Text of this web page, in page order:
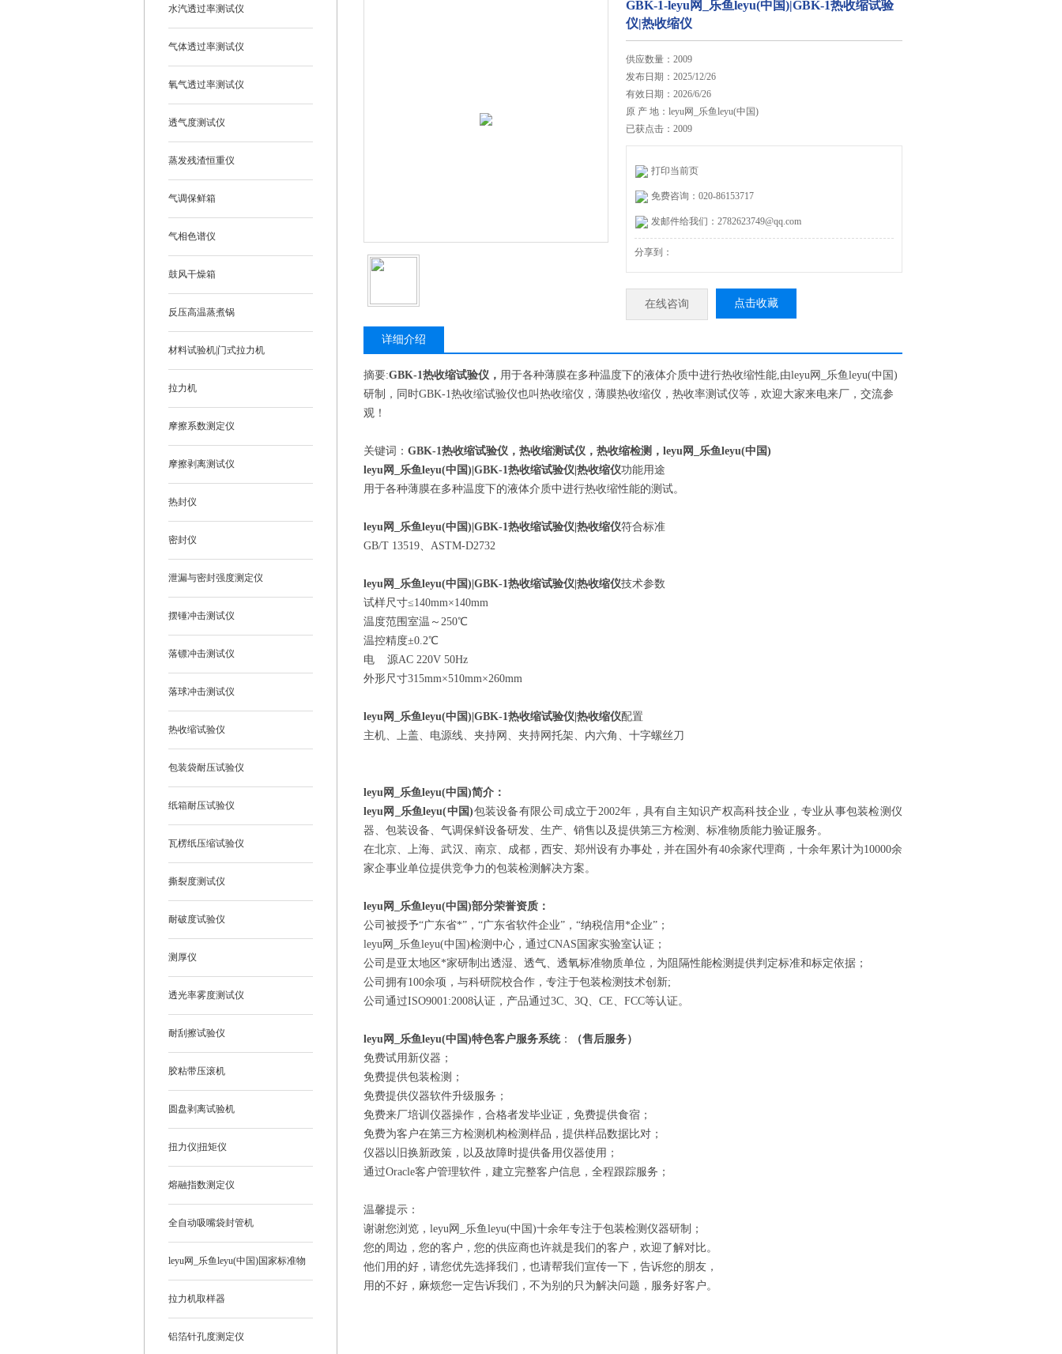
水汽透过率测试仪
气体透过率测试仪
氧气透过率测试仪
透气度测试仪
蒸发残渣恒重仪
气调保鲜箱
气相色谱仪
鼓风干燥箱
反压高温蒸煮锅
材料试验机|门式拉力机
拉力机
摩擦系数测定仪
摩擦剥离测试仪
热封仪
密封仪
泄漏与密封强度测定仪
摆锤冲击测试仪
落镖冲击测试仪
落球冲击测试仪
热收缩试验仪
包装袋耐压试验仪
纸箱耐压试验仪
瓦楞纸压缩试验仪
撕裂度测试仪
耐破度试验仪
测厚仪
透光率雾度测试仪
耐刮擦试验仪
胶粘带压滚机
圆盘剥离试验机
扭力仪|扭矩仪
熔融指数测定仪
全自动吸嘴袋封管机
leyu网_乐鱼leyu(中国)国家标准物
质
拉力机取样器
铝箔针孔度测定仪
GBK-1-leyu网_乐鱼leyu(中国)|GBK-1热收缩试验
仪|热收缩仪
供应数量：2009
发布日期：2025/12/26
有效日期：2026/6/26
原 产 地：leyu网_乐鱼leyu(中国)
已获点击：2009
打印当前页
免费咨询：020-86153717
发邮件给我们：2782623749@qq.com
分享到：
在线咨询 点击收藏
详细介绍
摘要:GBK-1热收缩试验仪， 用于各种薄膜在多种温度下的液体介质中进行热收缩性能,由leyu网_乐鱼leyu(中国)
研制，同时GBK-1热收缩试验仪也叫热收缩仪，薄膜热收缩仪，热收率测试仪等，欢迎大家来电来厂，交流参
观！
关键词： GBK-1热收缩试验仪，热收缩测试仪，热收缩检测，leyu网_乐鱼leyu(中国)
leyu网_乐鱼leyu(中国)|GBK-1热收缩试验仪|热收缩仪功能用途
用于各种薄膜在多种温度下的液体介质中进行热收缩性能的测试。
leyu网_乐鱼leyu(中国)|GBK-1热收缩试验仪|热收缩仪符合标准
GB/T 13519、ASTM-D2732
leyu网_乐鱼leyu(中国)|GBK-1热收缩试验仪|热收缩仪技术参数
试样尺寸≤140mm×140mm
温度范围室温～250℃
温控精度±0.2℃
电 源AC 220V 50Hz
外形尺寸315mm×510mm×260mm
leyu网_乐鱼leyu(中国)|GBK-1热收缩试验仪|热收缩仪配置
主机、上盖、电源线、夹持网、夹持网托架、内六角、十字螺丝刀
leyu网_乐鱼leyu(中国)简介：
leyu网_乐鱼leyu(中国)包装设备有限公司成立于2002年，具有自主知识产权高科技企业，专业从事包装检测仪
器、包装设备、气调保鲜设备研发、生产、销售以及提供第三方检测、标准物质能力验证服务。
在北京、上海、武汉、南京、成都，西安、郑州设有办事处，并在国外有40余家代理商，十余年累计为10000余
家企事业单位提供竞争力的包装检测解决方案。
leyu网_乐鱼leyu(中国)部分荣誉资质：
公司被授予“广东省*”，“广东省软件企业”，“纳税信用*企业”；
leyu网_乐鱼leyu(中国)检测中心，通过CNAS国家实验室认证；
公司是亚太地区*家研制出透湿、透气、透氧标准物质单位，为阻隔性能检测提供判定标准和标定依据；
公司拥有100余项，与科研院校合作，专注于包装检测技术创新;
公司通过ISO9001:2008认证，产品通过3C、3Q、CE、FCC等认证。
leyu网_乐鱼leyu(中国)特色客户服务系统：
（售后服务）
免费试用新仪器；
免费提供包装检测；
免费提供仪器软件升级服务；
免费来厂培训仪器操作，合格者发毕业证，免费提供食宿；
免费为客户在第三方检测机构检测样品，提供样品数据比对；
仪器以旧换新政策，以及故障时提供备用仪器使用；
通过Oracle客户管理软件，建立完整客户信息，全程跟踪服务；
温馨提示：
谢谢您浏览，leyu网_乐鱼leyu(中国)十余年专注于包装检测仪器研制；
您的周边，您的客户，您的供应商也许就是我们的客户，欢迎了解对比。
他们用的好，请您优先选择我们，也请帮我们宣传一下，告诉您的朋友，
用的不好，麻烦您一定告诉我们，不为别的只为解决问题，服务好客户。